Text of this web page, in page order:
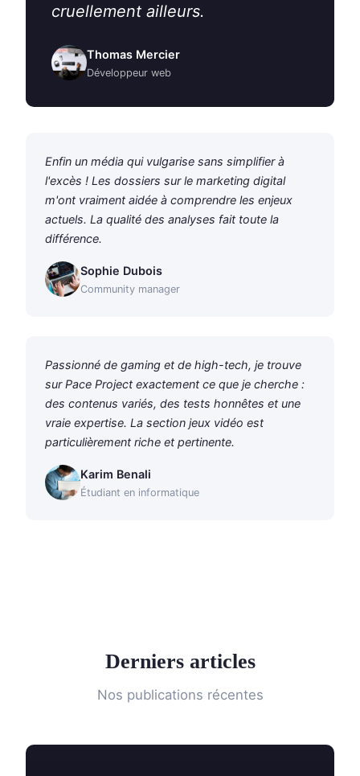
cruellement ailleurs.
Thomas Mercier
Développeur web
Enfin un média qui vulgarise sans simplifier à
l'excès ! Les dossiers sur le marketing digital
m'ont vraiment aidée à comprendre les enjeux
actuels. La qualité des analyses fait toute la
différence.
Sophie Dubois
Community manager
Passionné de gaming et de high-tech, je trouve
sur Pace Project exactement ce que je cherche :
des contenus variés, des tests honnêtes et une
vraie expertise. La section jeux vidéo est
particulièrement riche et pertinente.
Karim Benali
Étudiant en informatique
Derniers articles
Nos publications récentes